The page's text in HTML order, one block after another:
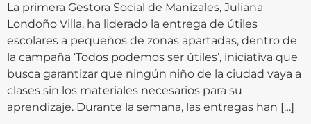
La primera Gestora Social de Manizales, Juliana
Londoño Villa, ha liderado la entrega de útiles
escolares a pequeños de zonas apartadas, dentro de
la campaña ‘Todos podemos ser útiles’, iniciativa que
busca garantizar que ningún niño de la ciudad vaya a
clases sin los materiales necesarios para su
aprendizaje. Durante la semana, las entregas han […]